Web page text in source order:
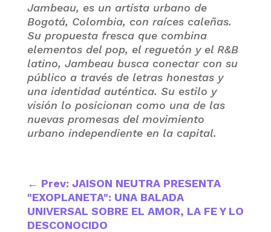
Jambeau, es un artista urbano de
Bogotá, Colombia, con raíces caleñas.
Su propuesta fresca que combina
elementos del pop, el reguetón y el R&B
latino, Jambeau busca conectar con su
público a través de letras honestas y
una identidad auténtica. Su estilo y
visión lo posicionan como una de las
nuevas promesas del movimiento
urbano independiente en la capital.
← Prev: JAISON NEUTRA PRESENTA
"EXOPLANETA": UNA BALADA
UNIVERSAL SOBRE EL AMOR, LA FE Y LO
DESCONOCIDO